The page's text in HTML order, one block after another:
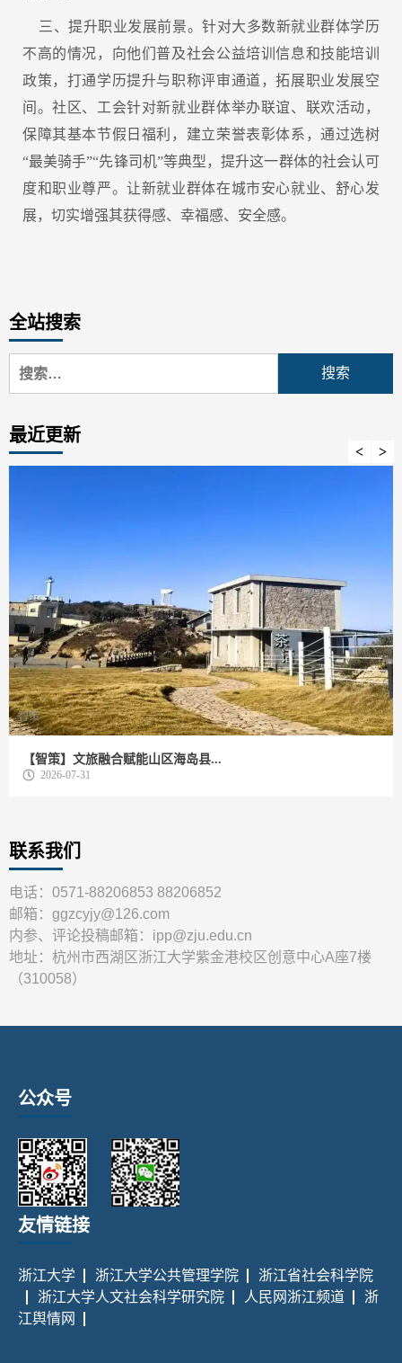
三、提升职业发展前景。针对大多数新就业群体学历
不高的情况，向他们普及社会公益培训信息和技能培训
政策，打通学历提升与职称评审通道，拓展职业发展空
间。社区、工会针对新就业群体举办联谊、联欢活动，
保障其基本节假日福利，建立荣誉表彰体系，通过选树
“最美骑手”“先锋司机”等典型，提升这一群体的社会认可
度和职业尊严。让新就业群体在城市安心就业、舒心发
展，切实增强其获得感、幸福感、安全感。
全站搜索
搜
索：
最近更新
智策
【智策】文旅融合赋能山区海岛县...
2026-07-31
联系我们
电话：0571-88206853 88206852
邮箱：ggzcyjy@126.com
内参、评论投稿邮箱：ipp@zju.edu.cn
地址：杭州市西湖区浙江大学紫金港校区创意中心A座7楼
（310058）
公众号
友情链接
浙江大学 浙江大学公共管理学院
浙江省社会科学院
浙江大学人文社会科学研究院
人民网浙江频道
浙
江舆情网